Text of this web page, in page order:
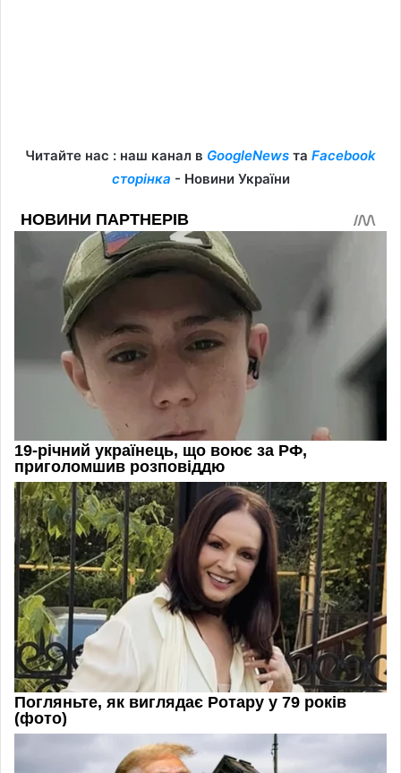
Читайте нас : наш канал в GoogleNews та Facebook
сторінка - Новини України